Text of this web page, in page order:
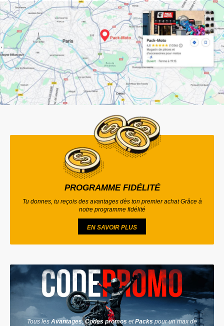
PROGRAMME FIDÉLITÉ
Tu donnes, tu reçois des avantages dès ton premier achat Grâce à
notre programme fidélité
EN SAVOIR PLUS
Tous les Avantages,Codes promos etPacks pour un max de